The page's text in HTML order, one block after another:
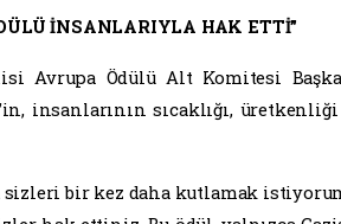
Fatma Şahin, Avrupa Konseyi
başarıya ulaştığını söyledi.